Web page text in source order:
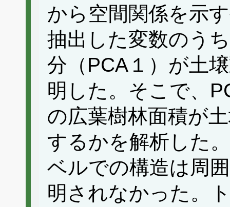
から空間関係を示
抽出した変数のう
分（PCA１）が土
明した。そこで、
の広葉樹林面積が
するかを解析した
ベルでの構造は周
明されなかった。